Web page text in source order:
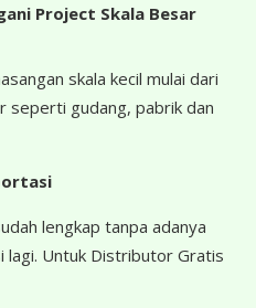
Project Skala Besar
skala kecil mulai dari
seperti gudang, pabrik dan
lengkap tanpa adanya
Untuk Distributor Gratis